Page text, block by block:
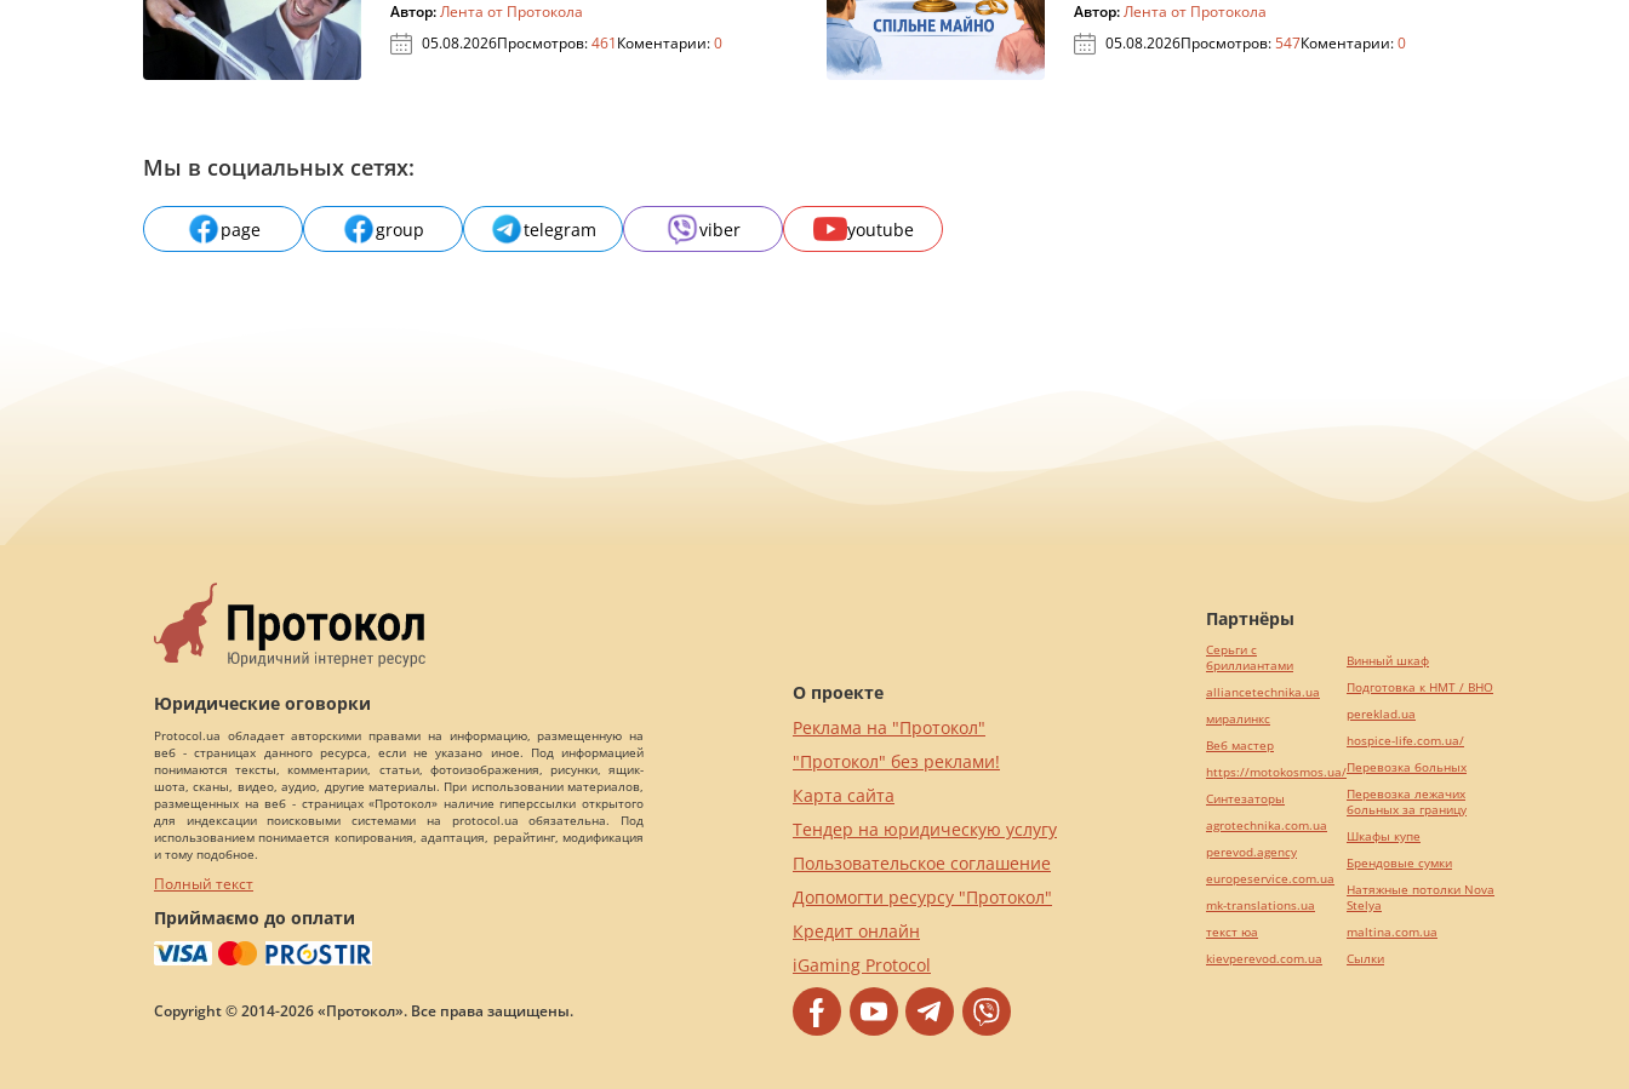
Автор:Лента от Протокола
05.08.2026Просмотров:461Коментарии:0
Автор:Лента от Протокола
05.08.2026Просмотров:547Коментарии:0
Мы в социальных сетях:
page group telegram viber youtube
Юридические оговорки
Protocol.ua обладает авторскими правами на информацию, размещенную на
веб - страницах данного ресурса, если не указано иное. Под информацией
понимаются тексты, комментарии, статьи, фотоизображения, рисунки, ящик-
шота, сканы, видео, аудио, другие материалы. При использовании материалов,
размещенных на веб - страницах «Протокол» наличие гиперссылки открытого
для индексации поисковыми системами на protocol.ua обязательна. Под
использованием понимается копирования, адаптация, рерайтинг, модификация
и тому подобное.
Полный текст
Приймаємо до оплати
Copyright © 2014-2026 «Протокол». Все права защищены.
О проекте
Реклама на "Протокол"
"Протокол" без реклами!
Карта сайта
Тендер на юридическую услугу
Пользовательское соглашение
Допомогти ресурсу "Протокол"
Кредит онлайн
iGaming Protocol
Партнёры
Серьги с
бриллиантами
alliancetechnika.ua
миралинкс
Веб мастер
https://motokosmos.ua/
Синтезаторы
agrotechnika.com.ua
perevod.agency
europeservice.com.ua
mk-translations.ua
текст юа
kievperevod.com.ua
Винный шкаф
Подготовка к НМТ / ВНО
pereklad.ua
hospice-life.com.ua/
Перевозка больных
Перевозка лежачих
больных за границу
Шкафы купе
Брендовые сумки
Натяжные потолки Nova
Stelya
maltina.com.ua
Cылки